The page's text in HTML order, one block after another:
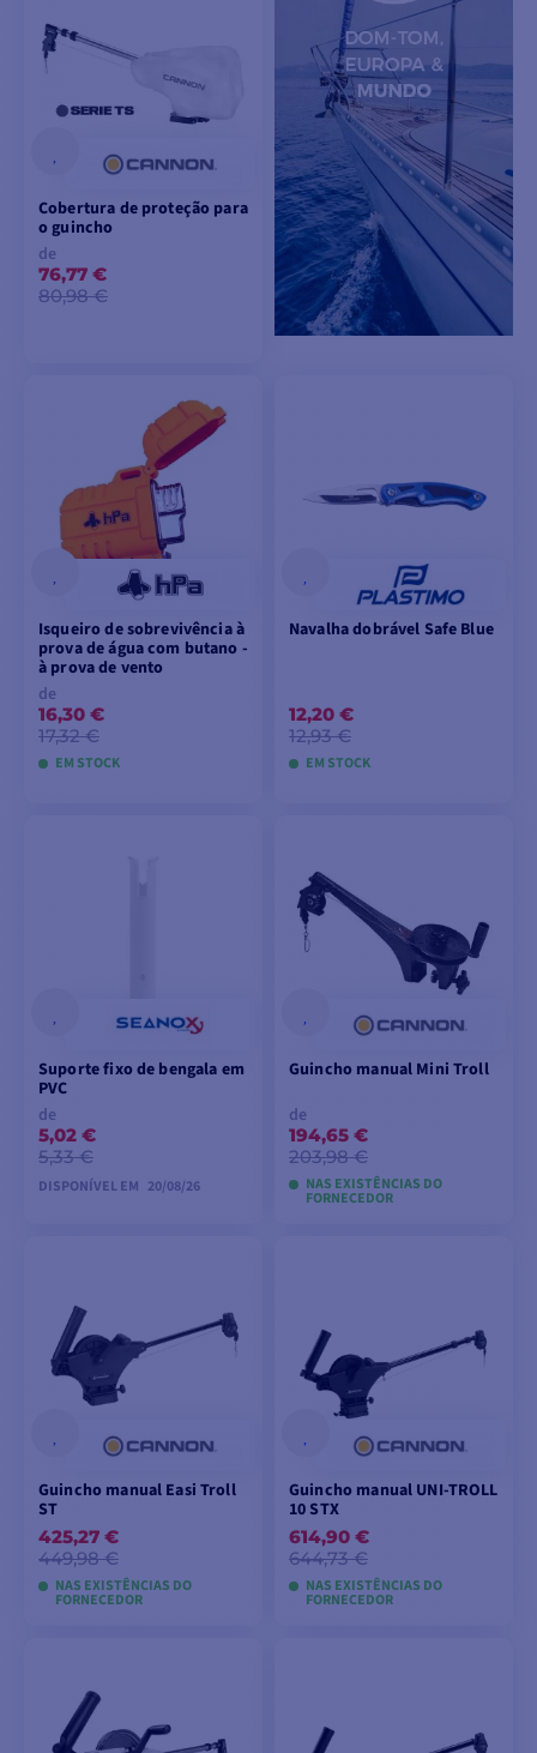
Cobertura de proteção para
o guincho
de
76,77 €
80,98 €
VER MODELOS
Isqueiro de sobrevivência à
prova de água com butano -
à prova de vento
de
16,30 €
17,32 €
EM STOCK
Navalha dobrável Safe Blue
12,20 €
12,93 €
EM STOCK
Suporte fixo de bengala em
PVC
de
5,02 €
5,33 €
DISPONÍVEL EM 20/08/26
Guincho manual Mini Troll
de
194,65 €
203,98 €
NAS EXISTÊNCIAS DO
FORNECEDOR
Guincho manual Easi Troll
ST
425,27 €
449,98 €
NAS EXISTÊNCIAS DO
FORNECEDOR
CARRINHO
Guincho manual UNI-TROLL
10 STX
614,90 €
644,73 €
NAS EXISTÊNCIAS DO
FORNECEDOR